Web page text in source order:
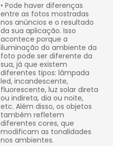
• Pode haver diferenças
entre as fotos mostradas
nos anúncios e o resultado
da sua aplicação. Isso
acontece porque a
iluminação do ambiente da
foto pode ser diferente da
sua, já que existem
diferentes tipos: lâmpada
led, incandescente,
fluorescente, luz solar direta
ou indireta, dia ou noite,
etc. Além disso, os objetos
também refletem
diferentes cores, que
modificam as tonalidades
nos ambientes.